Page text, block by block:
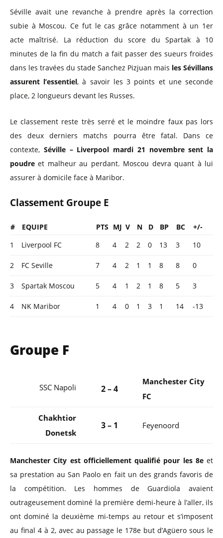
Séville avait une revanche à prendre après la correction
subie à Moscou. Ce fut le cas grâce notamment à un 1er
acte maîtrisé. La réduction du score du Spartak à 10
minutes de la fin du match a fait passer des sueurs froides
dans les travées du stade Sanchez Pizjuan mais les Sévillans
assurent l’essentiel, à savoir les 3 points et une seconde
place, 2 longueurs devant les Russes.
Le classement reste très serré et le moindre faux pas lors
des deux derniers matchs pourra être fatal. Dans ce
contexte, Séville – Liverpool mardi 21 novembre sent la
poudre et malheur au perdant. Moscou devra quant à lui
assurer à domicile face à Maribor.
Classement Groupe E
# EQUIPE PTS MJ V N D BP BC
+/-
1
Liverpool FC 8 4 2 2 0 13 3 10
2 FC Seville 7 4 2 1 1 8 8 0
3 Spartak Moscou 5 4 1 2 1 8 5 3
4 NK Maribor 1 4 0 1 3 1 14 -13
Groupe F
SSC Napoli 2 – 4
Manchester City
FC
Chakhtior
Donetsk
3 – 1 Feyenoord
Manchester City est officiellement qualifié pour les 8eet
sa prestation au San Paolo en fait un des grands favoris de
la compétition. Les hommes de Guardiola avaient
outrageusement dominé la première demi-heure à l’aller, ils
ont dominé la deuxième mi-temps au retour et s’imposent
au final 4 à 2, avec au passage le 178e but d’Agüero sous le